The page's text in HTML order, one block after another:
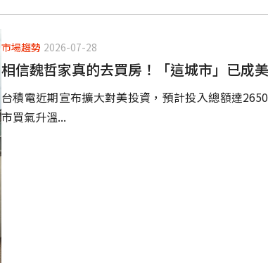
市場趨勢 2026-07-28
相信魏哲家真的去買房！「這城市」已成
台積電近期宣布擴大對美投資，預計投入總額達
市買氣升溫...